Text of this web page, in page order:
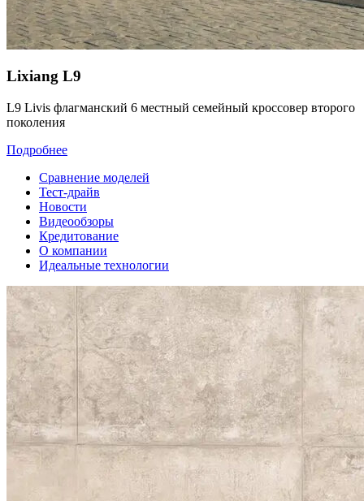
Lixiang L9
L9 Livis флагманский 6 местный семейный кроссовер второго
поколения
Подробнее
Сравнение моделей
Тест-драйв
Новости
Видеообзоры
Кредитование
О компании
Идеальные технологии